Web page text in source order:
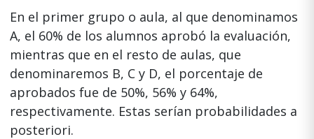
En el primer grupo o aula, al que denominamos
A, el 60% de los alumnos aprobó la evaluación,
mientras que en el resto de aulas, que
denominaremos B, C y D, el porcentaje de
aprobados fue de 50%, 56% y 64%,
respectivamente. Estas serían probabilidades a
posteriori.